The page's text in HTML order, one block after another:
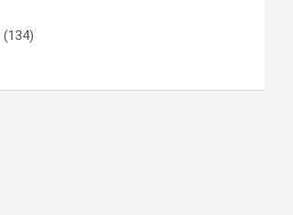
(134)